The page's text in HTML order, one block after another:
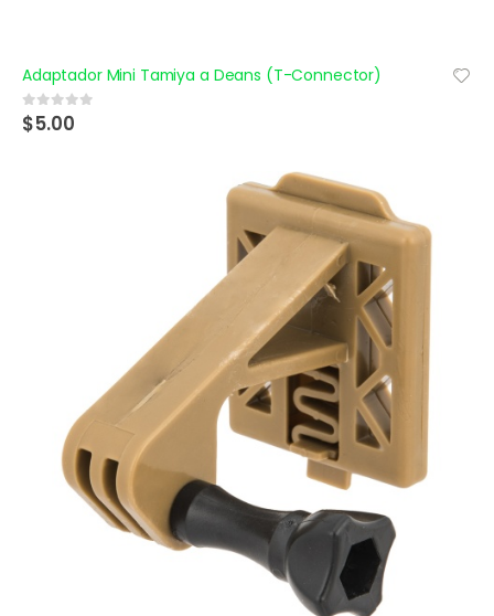
Adaptador Mini Tamiya a Deans (T-Connector)
0out of 5
$5.00